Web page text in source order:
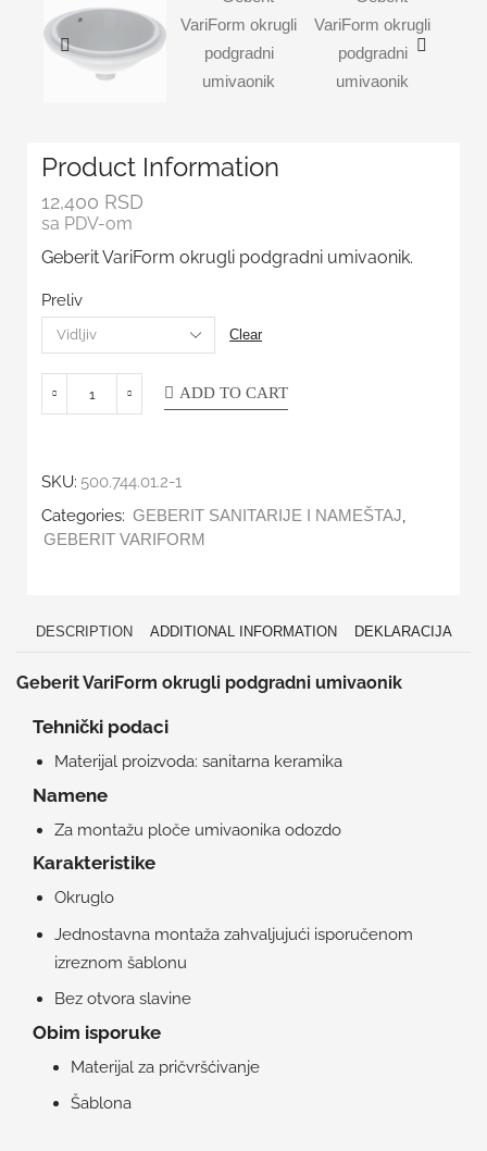
Product Information
12,400 RSD
sa PDV-om
Geberit VariForm okrugli podgradni umivaonik.
Preliv
Clear
ADD TO CART
SKU: 500.744.01.2-1
Categories: GEBERIT SANITARIJE I NAMEŠTAJ
GEBERIT VARIFORM
DESCRIPTION ADDITIONAL INFORMATION DEKLARACIJA
Geberit VariForm okrugli podgradni umivaonik
Tehnički podaci
Materijal proizvoda: sanitarna keramika
Namene
Za montažu ploče umivaonika odozdo
Karakteristike
Okruglo
Jednostavna montaža zahvaljujući isporučenom
izreznom šablonu
Bez otvora slavine
Obim isporuke
Materijal za pričvršćivanje
Šablona